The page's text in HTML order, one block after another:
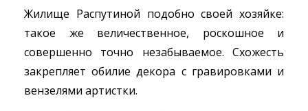
Жилище Распутиной подобно своей хозяйке:
такое же величественное, роскошное и
совершенно точно незабываемое. Схожесть
закрепляет обилие декора с гравировками и
вензелями артистки.